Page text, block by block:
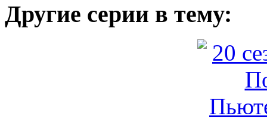
Другие серии в тему: